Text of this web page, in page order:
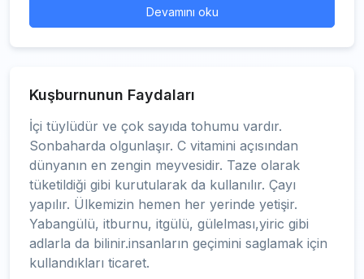
Devamını oku
Kuşburnunun Faydaları
İçi tüylüdür ve çok sayıda tohumu vardır.
Sonbaharda olgunlaşır. C vitamini açısından
dünyanın en zengin meyvesidir. Taze olarak
tüketildiği gibi kurutularak da kullanılır. Çayı
yapılır. Ülkemizin hemen her yerinde yetişir.
Yabangülü, itburnu, itgülü, gülelması,yiric gibi
adlarla da bilinir.insanların geçimini saglamak için
kullandıkları ticaret.